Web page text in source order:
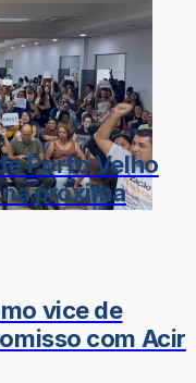
Porto Velho
próxima
vice de
com Acir